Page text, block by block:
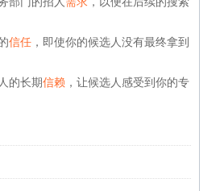
信任 ，即使你的候选人没有最终拿到
的长期信赖 ，让候选人感受到你的专